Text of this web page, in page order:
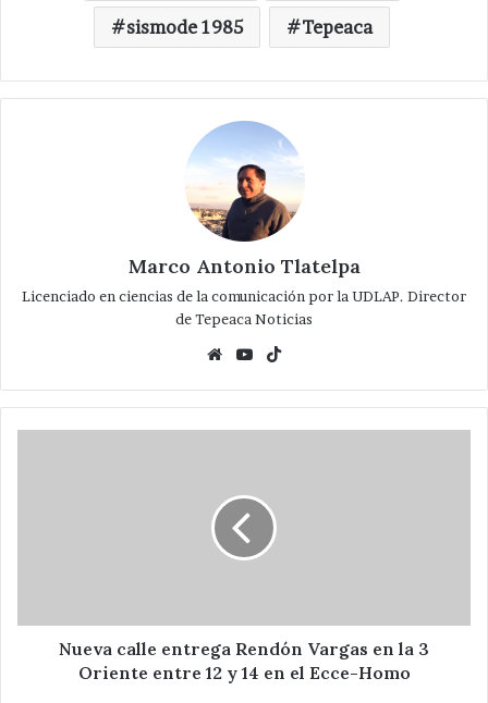
sismode 1985 Tepeaca
Marco Antonio Tlatelpa
Licenciado en ciencias de la comunicación por la UDLAP. Director
de Tepeaca Noticias
WebsiteYouTube
Oriente
Nueva calle entrega Rendón Vargas en la 3
Oriente entre 12 y 14 en el Ecce-Homo